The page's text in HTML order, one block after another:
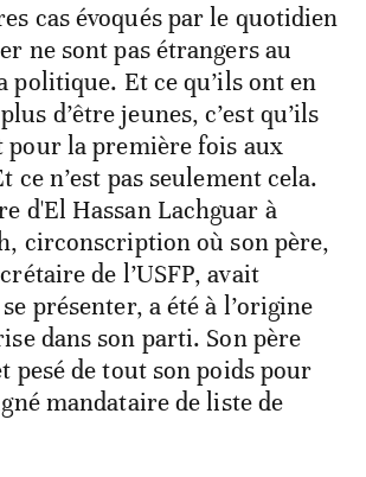
cas évoqués par le quotidien
ne sont pas étrangers au
politique. Et ce qu’ils ont en
d’être jeunes, c’est qu’ils
pour la première fois aux
ce n’est pas seulement cela.
d'El Hassan Lachguar à
circonscription où son père,
de l’USFP, avait
présenter, a été à l’origine
dans son parti. Son père
pesé de tout son poids pour
mandataire de liste de